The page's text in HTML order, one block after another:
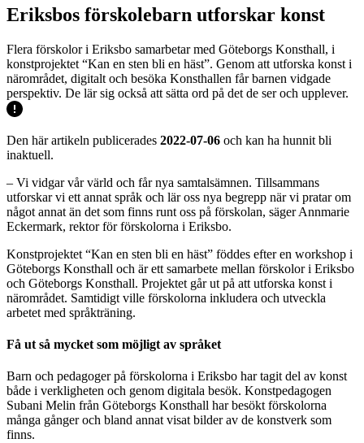
Eriksbos förskolebarn utforskar konst
Flera förskolor i Eriksbo samarbetar med Göteborgs Konsthall, i
konstprojektet “Kan en sten bli en häst”. Genom att utforska konst i
närområdet, digitalt och besöka Konsthallen får barnen vidgade
perspektiv. De lär sig också att sätta ord på det de ser och upplever.
Den här artikeln publicerades 2022-07-06 och kan ha hunnit bli
inaktuell.
– Vi vidgar vår värld och får nya samtalsämnen. Tillsammans
utforskar vi ett annat språk och lär oss nya begrepp när vi pratar om
något annat än det som finns runt oss på förskolan, säger Annmarie
Eckermark, rektor för förskolorna i Eriksbo.
Konstprojektet “Kan en sten bli en häst” föddes efter en workshop i
Göteborgs Konsthall och är ett samarbete mellan förskolor i Eriksbo
och Göteborgs Konsthall. Projektet går ut på att utforska konst i
närområdet. Samtidigt ville förskolorna inkludera och utveckla
arbetet med språkträning.
Få ut så mycket som möjligt av språket
Barn och pedagoger på förskolorna i Eriksbo har tagit del av konst
både i verkligheten och genom digitala besök. Konstpedagogen
Subani Melin från Göteborgs Konsthall har besökt förskolorna
många gånger och bland annat visat bilder av de konstverk som
finns.